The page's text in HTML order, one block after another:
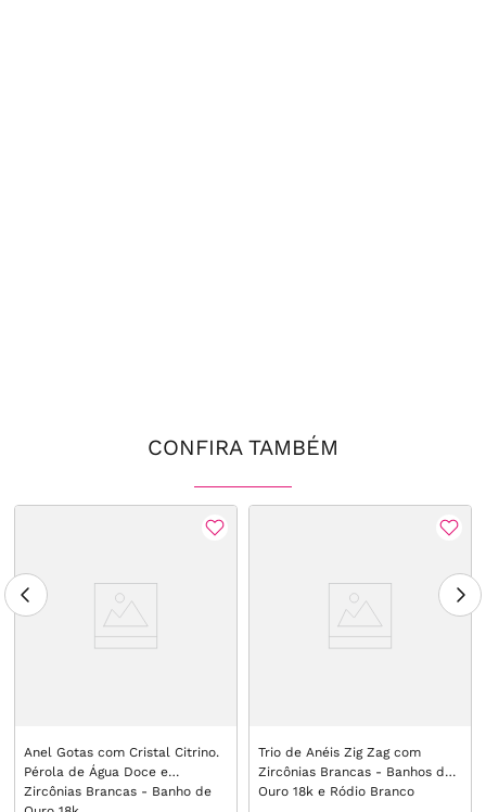
CONFIRA TAMBÉM
Anel Gotas com Cristal Citrino.
Pérola de Água Doce e
Zircônias Brancas - Banho de
Trio de Anéis Zig Zag com
Zircônias Brancas - Banhos de
Ouro 18k e Ródio Branco